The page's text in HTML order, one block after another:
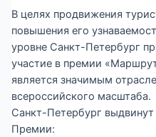
В целях продвижения
повышения его
уровне Санкт-Петербург
участие в премии
является значимым
всероссийского масштаба.
Санкт-Петербург
Премии: